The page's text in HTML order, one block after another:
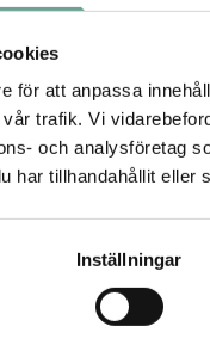
för att anpassa
trafik. Vi
och analysföretag
har tillhandahållit
Inställningar